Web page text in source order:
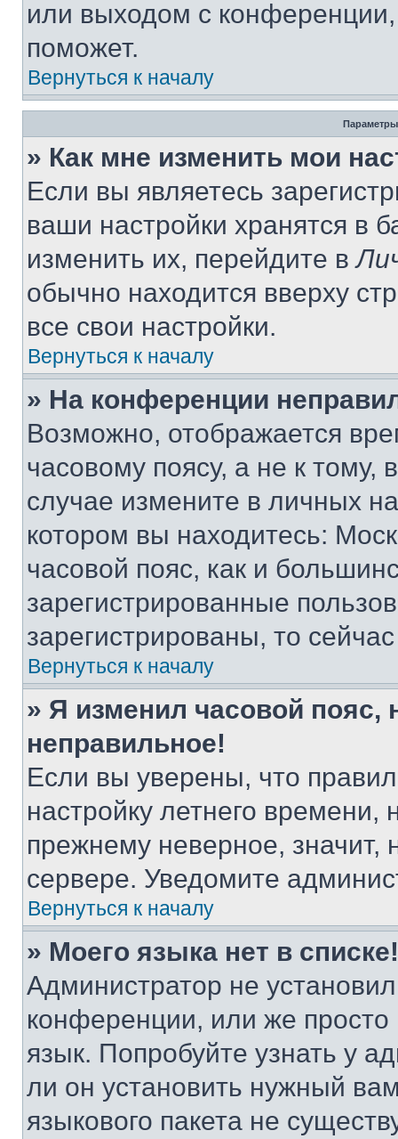
или выходом с
поможет.
Вернуться к началу
Параметры
» Как мне изменить мои
Если вы являетесь
ваши настройки хранятся в
изменить их, перейдите в
обычно находится вверху
все свои настройки.
Вернуться к началу
» На конференции
Возможно, отображается
часовому поясу, а не к тому,
случае измените в личных
котором вы находитесь:
часовой пояс, как и
зарегистрированные
зарегистрированы, то
Вернуться к началу
» Я изменил часовой пояс,
неправильное!
Если вы уверены, что
настройку летнего
прежнему неверное, значит,
сервере. Уведомите
Вернуться к началу
» Моего языка нет в списке!
Администратор не
конференции, или же
язык. Попробуйте узнать у
ли он установить нужный
языкового пакета не